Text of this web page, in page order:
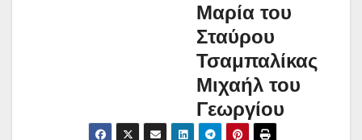
Μαρία του
Σταύρου
Τσαμπαλίκας
Μιχαήλ του
Γεωργίου